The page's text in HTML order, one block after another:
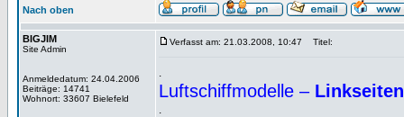
Nach oben
BIGJIM
Site Admin
Anmeldedatum: 24.04.2006
Beiträge: 14741
Wohnort: 33607 Bielefeld
Verfasst am: 21.03.2008, 10:47 Titel:
.
Luftschiffmodelle –
.